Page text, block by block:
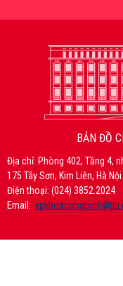
BẢN ĐỒ
Địa chỉ: Phòng 402, Tầng 4,
175 Tây Sơn, Kim Liên, Hà Nội
Điện thoại: (024) 3852.2024
Email: